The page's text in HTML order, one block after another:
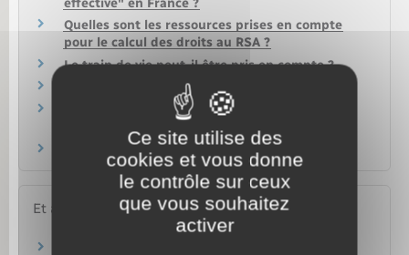
Quelles sont les ressources prises en compte
pour le calcul des droits au RSA ?
Le train de vie peut-il être pris en compte ?
Le RSA donne t-il droit à d'autres aides ?
Peut-on toucher le RSA quand on est à
Prime de Noël : comment en bénéficier ?
Et aussi
Ce site utilise des
cookies et vous donne
le contrôle sur ceux
que vous souhaitez
activer